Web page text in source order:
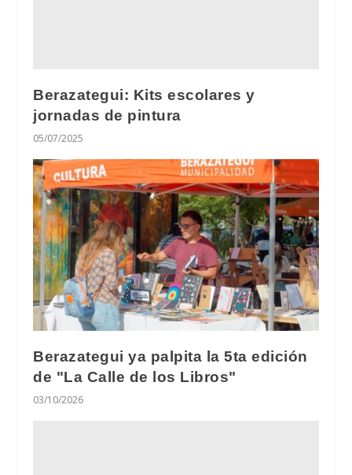
Berazategui: Kits escolares y
jornadas de pintura
05/07/2025
Berazategui ya palpita la 5ta edición
de "La Calle de los Libros"
03/10/2026